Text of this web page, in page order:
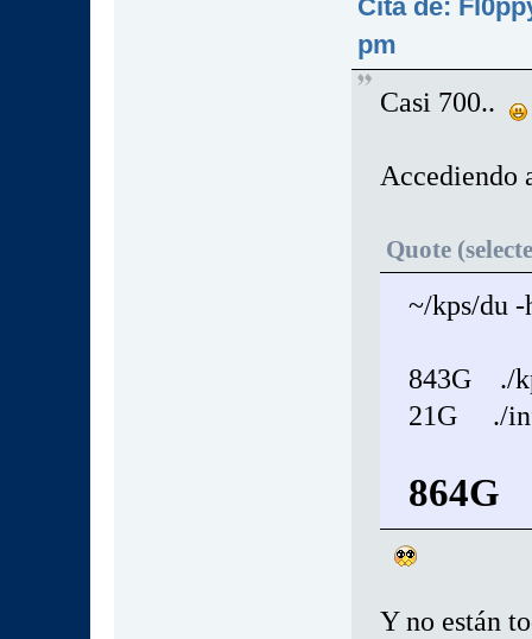
Cita de:
pm
Casi 700..
Accediendo
Quote
~/kps/du -
843G ./
21G ./
864G
Y no están